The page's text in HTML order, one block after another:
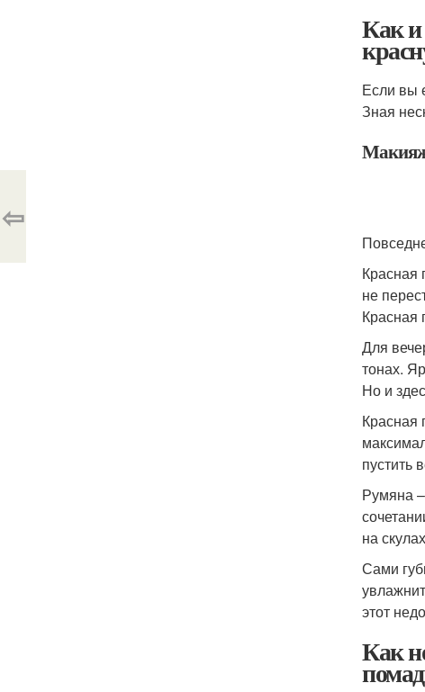
Как
Если вы
Зная
Красная
не
Красная
Для
тонах.
Но и
Красная
пустить
Румяна
на
Сами
этот
Как
⇦